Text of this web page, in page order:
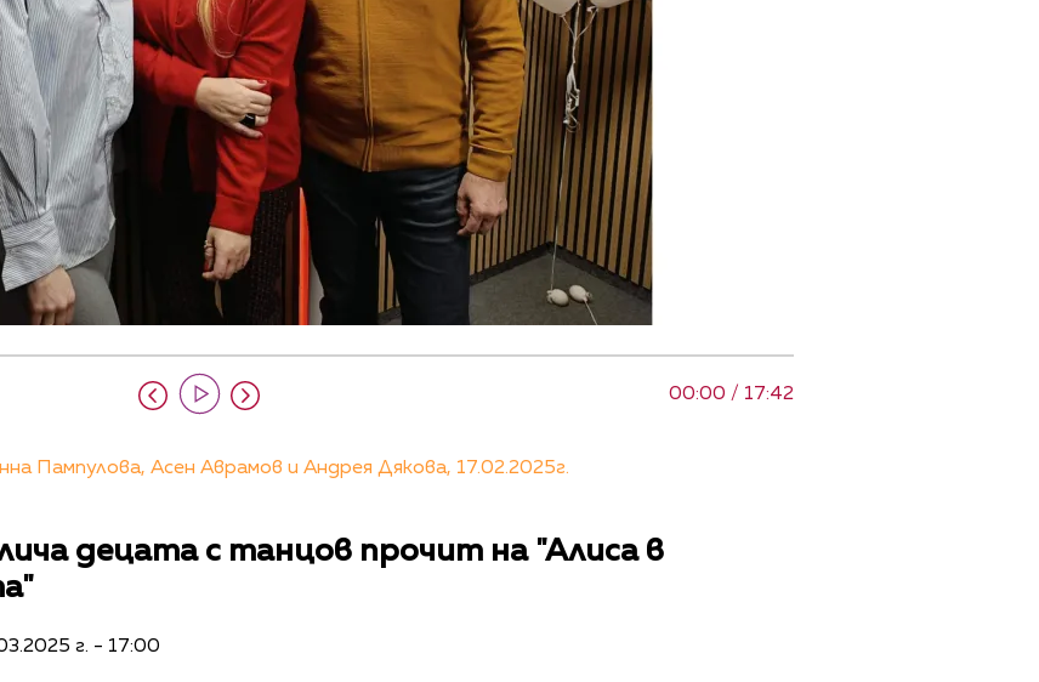
00:00 / 17:42
Пампулова, Асен Аврамов и Андрея Дякова, 17.02.2025г.
децата с танцов прочит на "Алиса в
г. - 17:00